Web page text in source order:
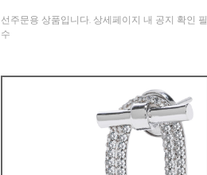
선주문용 상품입니다. 상세페이지 내 공지 확인 필
수